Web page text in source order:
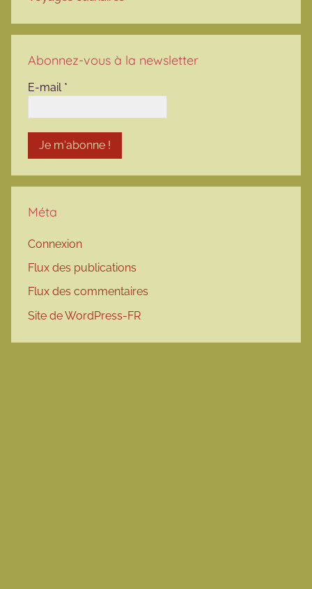
Abonnez-vous à la newsletter
E-mail *
Méta
Connexion
Flux des publications
Flux des commentaires
Site de WordPress-FR